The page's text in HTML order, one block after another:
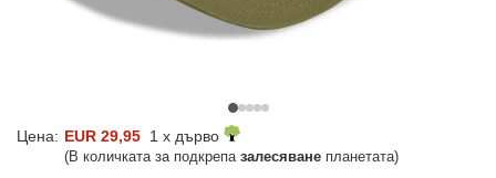
Цена: EUR 29,95 1 x дърво
(В количката за подкрепа залесяване планетата)